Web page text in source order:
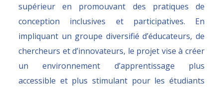
supérieur en promouvant des pratiques de
conception inclusives et participatives. En
impliquant un groupe diversifié d’éducateurs, de
chercheurs et d’innovateurs, le projet vise à créer
un environnement d’apprentissage plus
accessible et plus stimulant pour les étudiants